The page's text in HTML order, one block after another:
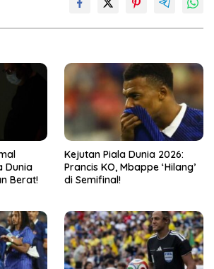
Dunia
Berat!
Kejutan Piala Dunia 2026:
Prancis KO, Mbappe ‘Hilang’
di Semifinal!